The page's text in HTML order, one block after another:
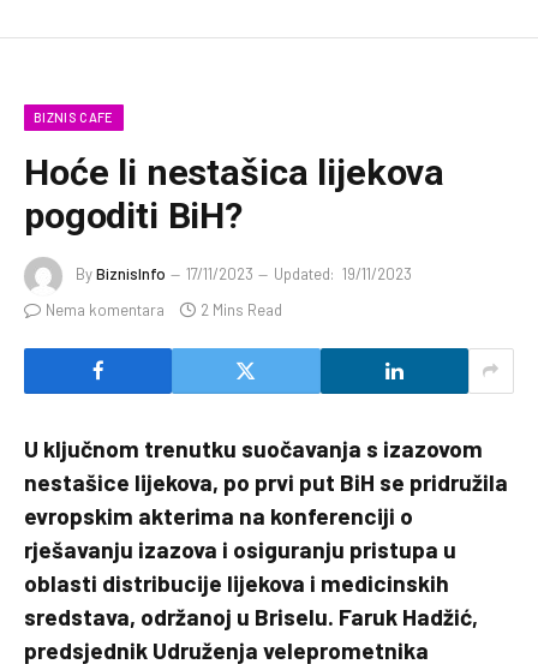
BIZNIS CAFE
Hoće li nestašica lijekova
pogoditi BiH?
ByBiznisInfo 17/11/2023 Updated: 19/11/2023
Nema komentara
2 Mins Read
U ključnom trenutku suočavanja s izazovom
nestašice lijekova, po prvi put BiH se pridružila
evropskim akterima na konferenciji o
rješavanju izazova i osiguranju pristupa u
oblasti distribucije lijekova i medicinskih
sredstava, održanoj u Briselu. Faruk Hadžić,
predsjednik Udruženja veleprometnika